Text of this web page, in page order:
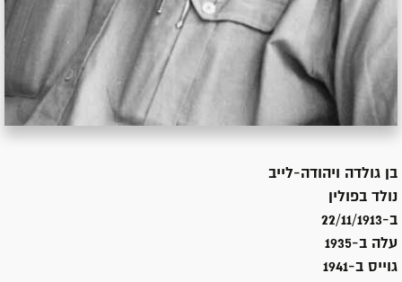
בן גולדה ויהודה-לייב
נולד בפולין
ב-22/11/1913
עלה ב-1935
גוייס ב-1941